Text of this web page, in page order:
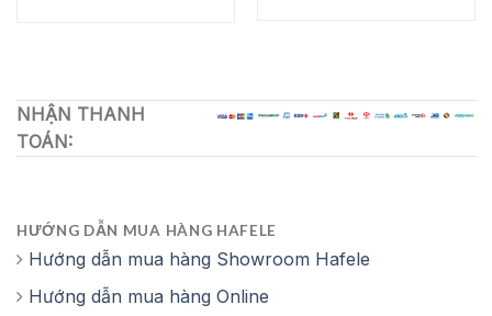
NHẬN THANH
TOÁN:
HƯỚNG DẪN MUA HÀNG HAFELE
Hướng dẫn mua hàng Showroom Hafele
Hướng dẫn mua hàng Online